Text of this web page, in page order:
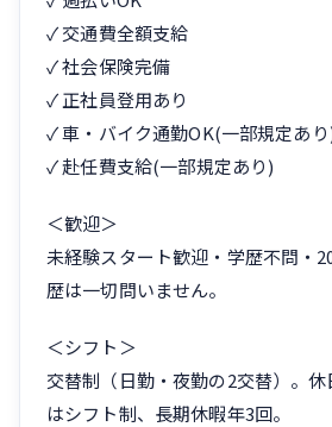
✓ 交通費全額支給
✓ 社会保険完備
✓ 正社員登用あり
✓ 車・バイク通勤OK(一部規定あ
✓ 赴任費支給(一部規定あり)
＜歓迎＞
未経験スタート歓迎・学歴不問・
歴は一切問いません。
＜シフト＞
交替制（日勤・夜勤の2交替）。
はシフト制、長期休暇年3回。